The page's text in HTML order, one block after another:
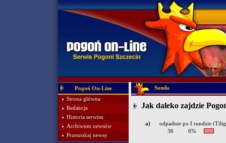
Pogoń On-Line
Strona główna
Redakcja
Historia serwisu
Archiwum newsów
Przeszukaj newsy
Sonda
Jak daleko zajdzie
a)
odpadnie po I rundzie
36
6%